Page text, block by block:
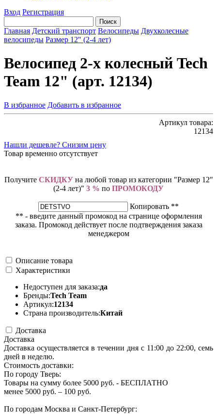
Вход Регистрация
Главная Детский транспорт Велосипеды Двухколесные
велосипеды Размер 12" (2-4 лет)
Велосипед 2-х колесный Tech
Team 12" (арт. 12134)
В избранное Добавить в избранное
Артикул товара:
12134
Нашли дешевле? Снизим цену
Товар временно отсутствует
Получите СКИДКУна любой товар из категории "Размер 12"
(2-4 лет)" 3 % по ПРОМОКОДУ
Копировать **
** - введите данный промокод на странице оформления
заказа. Промокод действует после подтверждения заказа
менеджером
Описание товара
Характеристики
Недоступен для заказа:да
Бренды:Tech Team
Артикул:12134
Страна производитель:Китай
Доставка
Доставка
Доставка осуществляется в течении дня с 11:00 до 22:00, семь
дней в неделю.
Стоимость доставки:
По городу Тверь:
Товары на сумму более 5000 руб. - БЕСПЛАТНО
менее 5000 руб. – 100 руб.
По городам Москва и Санкт-Петербург: